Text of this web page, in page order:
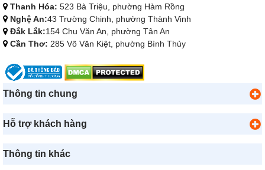
Thanh Hóa: 523 Bà Triệu, phường Hàm Rồng
Nghệ An:43 Trường Chinh, phường Thành Vinh
Đắk Lắk:154 Chu Văn An, phường Tân An
Cần Thơ: 285 Võ Văn Kiệt, phường Bình Thủy
Thông tin chung
Hỗ trợ khách hàng
Thông tin khác